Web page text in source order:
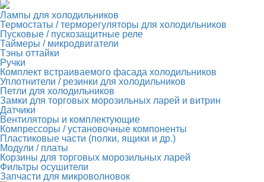
Лампы для холодильников
Термостаты / терморегуляторы для холодильников
Пусковые / пускозащитные реле
Таймеры / микродвигатели
Тэны оттайки
Ручки
Комплект встраиваемого фасада холодильников
Уплотнители / резинки для холодильников
Петли для холодильников
Замки для торговых морозильных ларей и витрин
Датчики
Вентиляторы и комплектующие
Компрессоры / установочные компоненты
Пластиковые части (полки, ящики и др.)
Модули / платы
Корзины для торговых морозильных ларей
Фильтры осушители
Запчасти для микроволновок